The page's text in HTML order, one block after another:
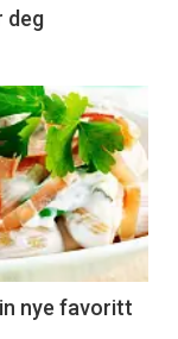
deg
nye favoritt